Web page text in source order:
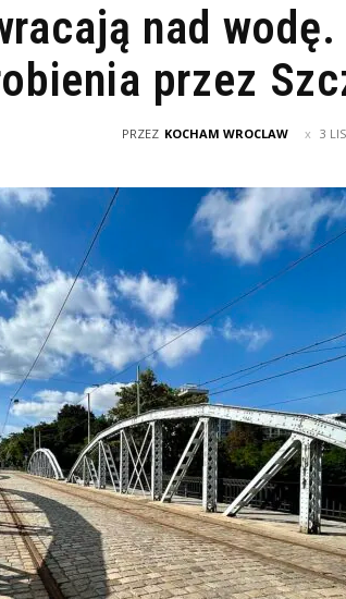
nad
przez
PRZEZ KOCHAM WROCLAW 3